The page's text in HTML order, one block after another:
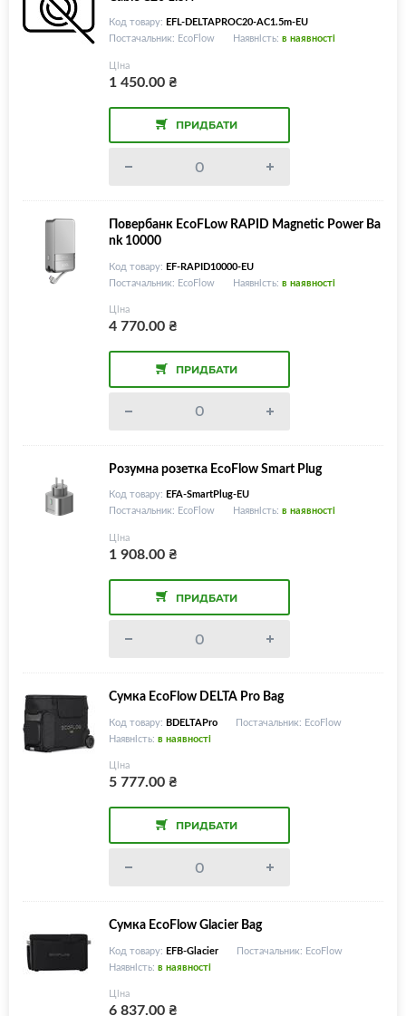
Код товару: EFL-DELTAPROC20-AC1.5m-EU
Постачальник: EcoFlow
Наявність: в наявності
Ціна
1 450.00₴
ПРИДБАТИ
Повербанк EcoFLow RAPID Magnetic Power Ba
nk 10000
Код товару: EF-RAPID10000-EU
Постачальник: EcoFlow
Наявність: в наявності
Ціна
4 770.00₴
ПРИДБАТИ
Розумна розетка EcoFlow Smart Plug
Код товару: EFA-SmartPlug-EU
Постачальник: EcoFlow
Наявність: в наявності
Ціна
1 908.00₴
ПРИДБАТИ
Сумка EcoFlow DELTA Pro Bag
Код товару: BDELTAPro
Постачальник: EcoFlow
Наявність: в наявності
Ціна
5 777.00₴
ПРИДБАТИ
Сумка EcoFlow Glacier Bag
Код товару: EFB-Glacier
Постачальник: EcoFlow
Наявність: в наявності
Ціна
6 837.00₴